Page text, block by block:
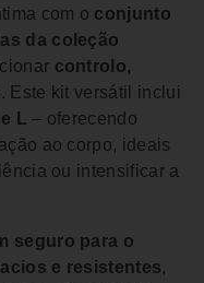
com o conjunto
da coleção
controlo,
. Este kit versátil inclui
L – oferecendo
ao corpo, ideais
ou intensificar a
seguro para o
e resistentes,